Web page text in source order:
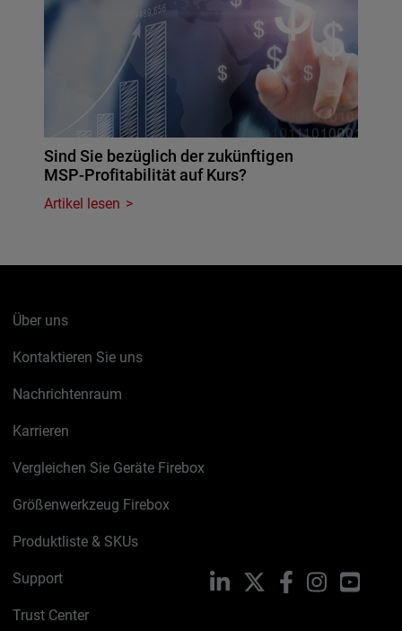
Sind Sie bezüglich der zukünftigen
MSP-Profitabilität auf Kurs?
Artikel lesen
Über uns
Kontaktieren Sie uns
Nachrichtenraum
Karrieren
Vergleichen Sie Geräte Firebox
Größenwerkzeug Firebox
Produktliste & SKUs
Support
Trust Center
LinkedIn FacebookInstagram